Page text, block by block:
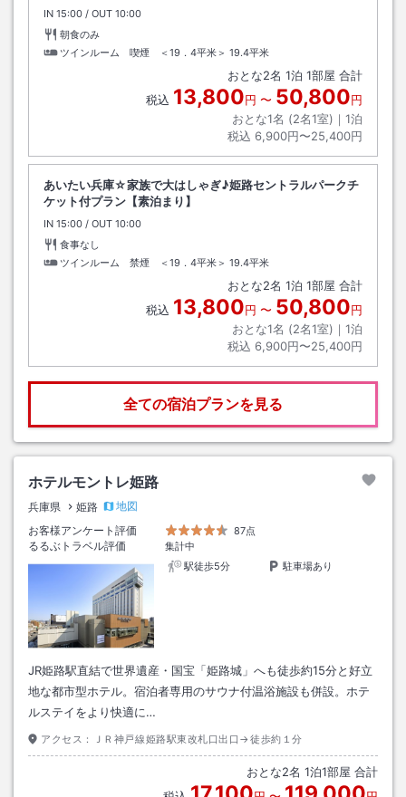
IN チェックイン
15:00 / OUT チェックアウト
10:00
朝食のみ
ツインルーム 喫煙 ＜19．4平米＞ 19.4平米
おとな2名 1泊 1部屋 合計
税込 13,800円 〜 50,800円
おとな1名 (2名1室)｜ 1泊
税込 6,900円〜25,400円
あいたい兵庫☆家族で大はしゃぎ♪姫路セントラルパークチ
ケット付プラン【素泊まり】
IN チェックイン
15:00 / OUT チェックアウト
10:00
食事なし
ツインルーム 禁煙 ＜19．4平米＞ 19.4平米
おとな2名 1泊 1部屋 合計
税込 13,800円 〜 50,800円
おとな1名 (2名1室)｜ 1泊
税込 6,900円〜25,400円
全ての宿泊プランを見る
ホテルモントレ姫路
兵庫県 姫路
地図
お客様アンケート評価
87点
るるぶトラベル評価
集計中
駅徒歩5分
駐車場あり
JR姫路駅直結で世界遺産・国宝「姫路城」へも徒歩約15分と好立
地な都市型ホテル。宿泊者専用のサウナ付温浴施設も併設。ホテ
ルステイをより快適に…
アクセス： ＪＲ神戸線姫路駅東改札口出口→徒歩約１分
おとな2名 1泊1部屋 合計